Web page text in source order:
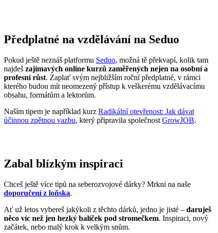
Předplatné na vzdělávání na Seduo
Pokud ještě neznáš platformu Seduo, možná tě překvapí, kolik tam
najdeš zajímavých online kurzů zaměřených nejen na osobní a
profesní růst. Zaplať svým nejbližším roční předplatné, v rámci
kterého budou mít neomezený přístup k veškerému vzdělávacímu
obsahu, formátům a lektorům.
Naším tipem je například kurz Radikální otevřenost: Jak dávat
účinnou zpětnou vazbu, který připravila společnost GrowJOB.
Zabal blízkým inspiraci
Chceš ještě více tipů na seberozvojové dárky? Mrkni na naše
doporučení z loňska.
Ať už letos vybereš jakýkoli z těchto dárků, jedno je jisté – daruješ
něco víc než jen hezký balíček pod stromečkem. Inspiraci, nový
začátek, nebo malý krok k velkým snům.